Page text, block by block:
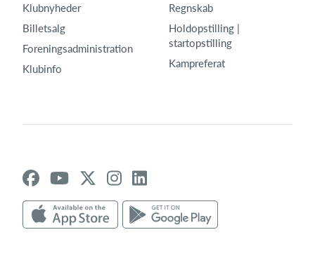
Klubnyheder
Billetsalg
Foreningsadministration
Klubinfo
Regnskab
Holdopstilling |
startopstilling
Kampreferat